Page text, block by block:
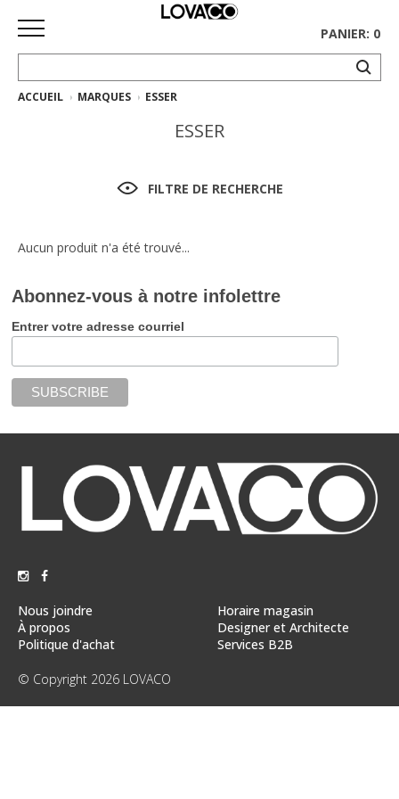
ACCUEIL
Collection
Collection
Gus*
Tapis
Vente
Luminaires
Miroirs
MON
DE
SOUHAITS
PANIER: 0
ACCUEIL MARQUES ESSER
ESSER
FILTRE DE RECHERCHE
Aucun produit n'a été trouvé...
Abonnez-vous à notre infolettre
Entrer votre adresse courriel
Nous joindre
À propos
Politique d'achat
Horaire magasin
Designer et Architecte
Services B2B
© Copyright 2026 LOVACO